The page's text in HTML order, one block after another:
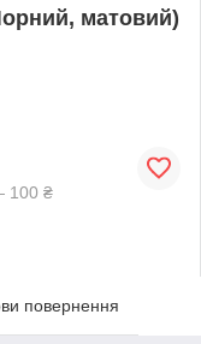
матовий)
100 ₴
повернення